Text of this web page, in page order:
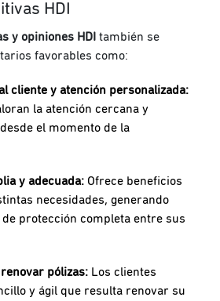
HDI
y opiniones HDI también se
favorables como:
cliente y atención personalizada:
la atención cercana y
el momento de la
y adecuada: Ofrece beneficios
necesidades, generando
de protección completa entre sus
pólizas: Los clientes
y ágil que resulta renovar su